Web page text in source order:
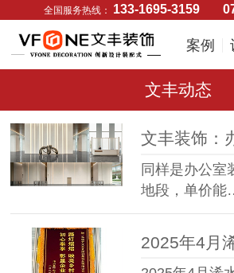
全国服务热线： 133-1695-3159
案例
文丰动态
同样是办公室
地段，单价能